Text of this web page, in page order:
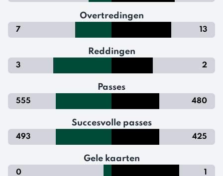
Overtredingen
7 13
Reddingen
3 2
Passes
555 480
Succesvolle passes
493 425
Gele kaarten
0 1